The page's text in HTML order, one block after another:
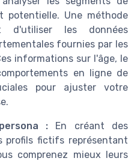
potentielle. Une méthode
d'utiliser les données
fournies par les
informations sur l'âge, le
en ligne de
pour ajuster votre
: En créant des
profils fictifs représentant
comprenez mieux leurs